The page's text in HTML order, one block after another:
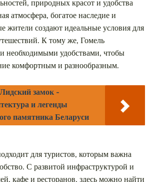
природных красот и удобства
атмосфера, богатое наследие и
жители создают идеальные условия для
К тому же, Гомель
необходимыми удобствами, чтобы
комфортным и разнообразным.
замок -
и легенды
памятника Беларуси
для туристов, которым важна
С развитой инфраструктурой и
кафе и ресторанов, здесь можно найти